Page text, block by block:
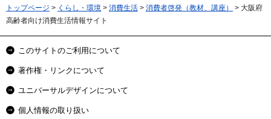
トップページ > くらし・環境 > 消費生活 > 消費者啓発（教材、講座）
> 大阪府
高齢者向け消費生活情報サイト
このサイトのご利用について
著作権・リンクについて
ユニバーサルデザインについて
個人情報の取り扱い